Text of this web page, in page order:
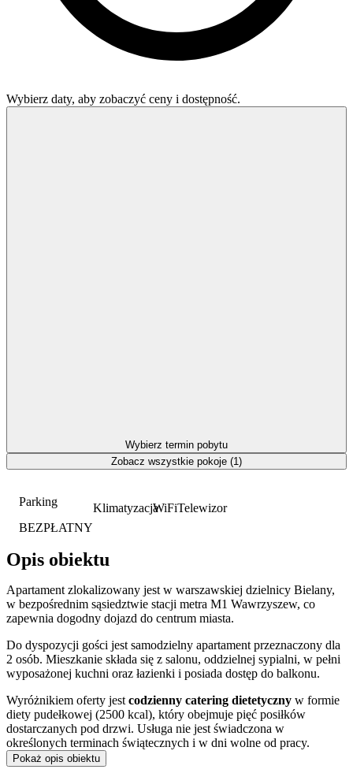
Parking
BEZPŁATNY
KlimatyzacjaWiFiTelewizor
Opis obiektu
Apartament zlokalizowany jest w warszawskiej dzielnicy Bielany,
w bezpośrednim sąsiedztwie stacji metra M1 Wawrzyszew, co
zapewnia dogodny dojazd do centrum miasta.
Do dyspozycji gości jest samodzielny apartament przeznaczony dla
2 osób. Mieszkanie składa się z salonu, oddzielnej sypialni, w pełni
wyposażonej kuchni oraz łazienki i posiada dostęp do balkonu.
Wyróżnikiem oferty jestcodzienny catering dietetyczny w formie
diety pudełkowej (2500 kcal), który obejmuje pięć posiłków
dostarczanych pod drzwi. Usługa nie jest świadczona w
określonych terminach świątecznych i w dni wolne od pracy.
Część dzienna została zaaranżowana z myślą o komforcie i relaksie.
Pokaż opis obiektu
Wybierz daty, aby zobaczyć ceny i dostępność.
Wybierz termin pobytu
Zobacz wszystkie pokoje (1)